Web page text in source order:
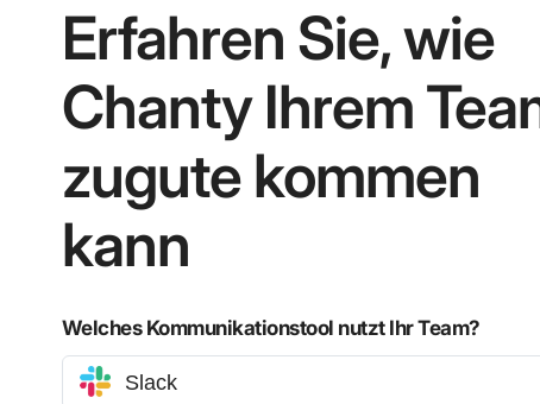
Erfahren Sie, wie
Chanty Ihrem
zugute kommen
kann
Welches Kommunikationstool nutzt Ihr Team?